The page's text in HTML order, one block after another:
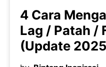
4 Cara
Lag / Patah /
(Update